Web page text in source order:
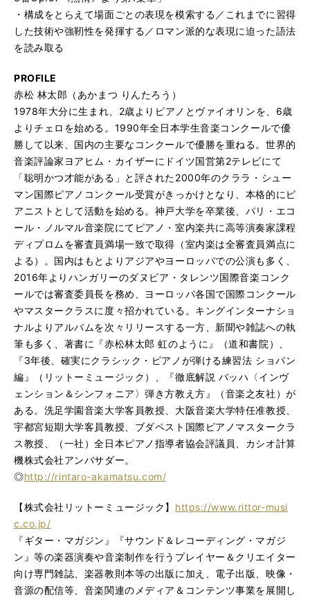
・構成をとらえて場面ごとの表現を模索する／これまでに習得
した技術や強靭性を発揮する／ロマン派的な表現に迫った語法
を読み取る
PROFILE
赤松 林太郎（あかまつ りんたろう）
1978年大分に生まれ、2歳よりピアノとヴァイオリンを、6歳
よりチェロを始める。1990年全日本学生音楽コンクールで優
勝して以来、国内の主要なコンクールで優勝を重ねる。世界的
音楽評論家ヨアヒム・カイザーにドイツ国営第2テレビにて
「聡明かつ才能がある」と評された2000年のクララ・シュー
マン国際ピアノコンクール受賞がきっかけとなり、本格的にピ
アニストとして活動を始める。神戸大学を卒業後、パリ・エコ
ール・ノルマル音楽院にてピアノ・室内楽共に高等演奏家課程
ディプロムを審査員満場一致で取得（室内楽は全審査員満点に
よる）。国内はもとよりアジアやヨーロッパでの公演も多く、
2016年よりハンガリーのダヌビア・タレンツ国際音楽コンク
ールでは審査委員長を務め、ヨーロッパ各国で国際コンクール
やマスタークラスに度々招かれている。キングインターナショ
ナルよりアルバムを次々リリースする一方、新聞や雑誌への執
筆も多く、著書に『赤松林太郎 虹のように』（道和書院）、
『3年後、確実にクラシック・ピアノが弾ける練習法 ショパン
編』（リットーミュージック）、『徹底解説 バッハ〈インヴ
ェンション＆シンフォニア〉弾き方教え方』（音楽之友社）が
ある。洗足学園音楽大学客員教授、大阪音楽大学特任准教授、
宇都宮短期大学客員教授、ブダペスト国際ピアノマスタークラ
ス教授、（一社）全日本ピアノ指導者協会評議員、カシオ計算
機株式会社アンバサダー。
◎http://rintaro-akamatsu.com/
【株式会社リットーミュージック】 https://www.rittor-musi
c.co.jp/
『ギター・マガジン』『サウンド＆レコーディング・マガジ
ン』等の楽器演奏や音楽制作を行うプレイヤー＆クリエイター
向け専門雑誌、楽器教則本等の出版に加え、電子出版、映像・
音源の配信等、音楽関連のメディア＆コンテンツ事業を展開し